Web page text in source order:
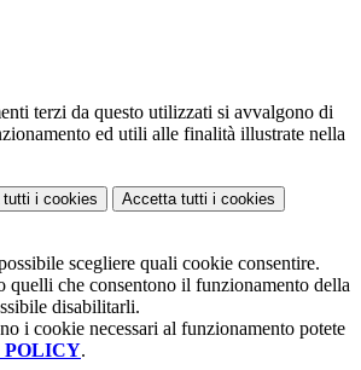
terzi da questo utilizzati si avvalgono di
ed utili alle finalità illustrate nella
tutti i cookies Accetta tutti i cookies
scegliere quali cookie consentire.
quelli che consentono il funzionamento della
disabilitarli.
i cookie necessari al funzionamento potete
POLICY.